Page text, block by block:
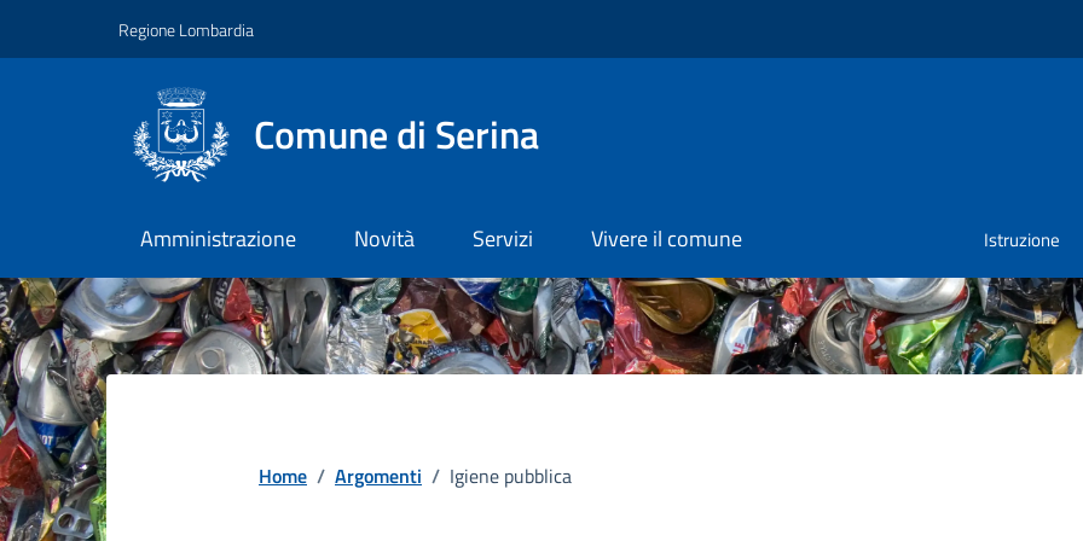
Regione Lombardia
Comune di Serina
Amministrazione Novità Servizi Vivere il comune Istruzione
Home / Argomenti / Igiene pubblica